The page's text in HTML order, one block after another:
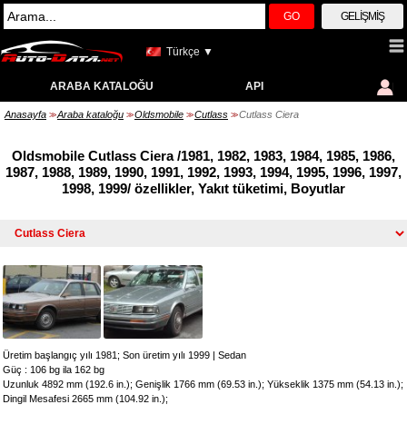
GO GELIŞMIŞ
Türkçe ▼
ARABA KATALOĞU API
Anasayfa >> Araba kataloğu >> Oldsmobile >> Cutlass >> Cutlass Ciera
Oldsmobile Cutlass Ciera /1981, 1982, 1983, 1984, 1985, 1986,
1987, 1988, 1989, 1990, 1991, 1992, 1993, 1994, 1995, 1996, 1997,
1998, 1999/ özellikler, Yakıt tüketimi, Boyutlar
Üretim başlangıç yılı 1981; Son üretim yılı 1999 | Sedan
Güç : 106 bg ila 162 bg
Uzunluk 4892 mm (192.6 in.); Genişlik 1766 mm (69.53 in.); Yükseklik 1375 mm (54.13 in.);
Dingil Mesafesi 2665 mm (104.92 in.);